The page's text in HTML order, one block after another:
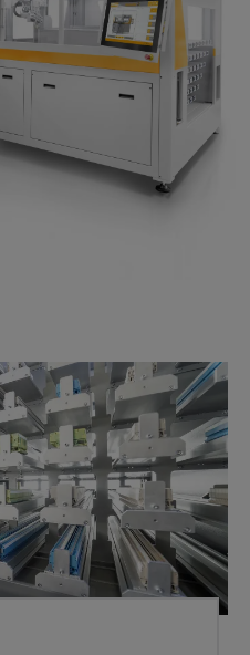
Maximale Flexibilität